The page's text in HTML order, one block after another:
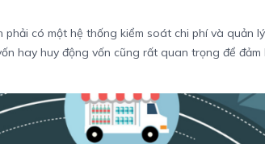
có một hệ thống kiểm soát chi phí và quản
hay huy động vốn cũng rất quan trọng để